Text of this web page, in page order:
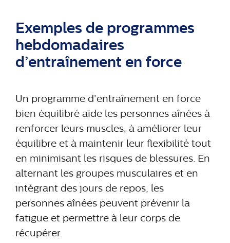
Exemples de programmes
hebdomadaires
d’entraînement en force
Un programme d’entraînement en force
bien équilibré aide les personnes aînées à
renforcer leurs muscles, à améliorer leur
équilibre et à maintenir leur flexibilité tout
en minimisant les risques de blessures. En
alternant les groupes musculaires et en
intégrant des jours de repos, les
personnes aînées peuvent prévenir la
fatigue et permettre à leur corps de
récupérer.